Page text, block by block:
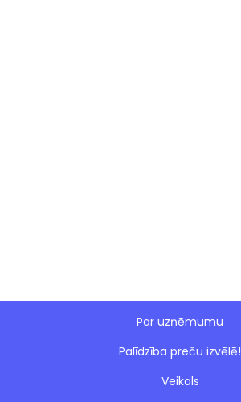
Par uzņēmumu
Palīdzība preču izvēlē!
Veikals